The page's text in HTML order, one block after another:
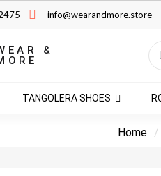
info@wearandmore.store
&
TANGOLERA SHOES
Home